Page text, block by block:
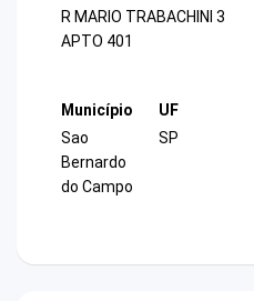
R MARIO TRABACHINI 3
APTO 401
Município
Sao
Bernardo
do Campo
UF
SP